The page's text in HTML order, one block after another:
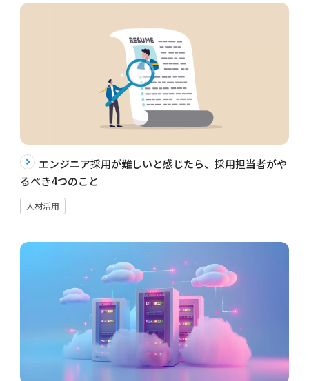
エンジニア採用が難しいと感じたら、採用担当者がや
るべき4つのこと
人材活用